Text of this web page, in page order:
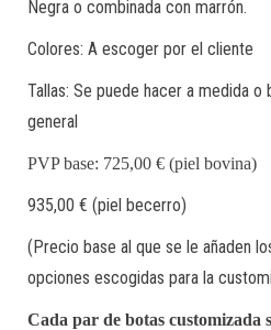
Negra o combinada con marrón.
Colores: A escoger por el cliente
Tallas: Se puede hacer a medida o
general
PVP base: 725,00 € (piel bovina)
935,00 € (piel becerro)
(Precio base al que se le añaden
opciones escogidas para la
Cada par de botas customizada